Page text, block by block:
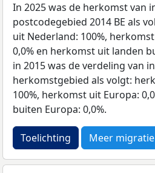
In 2025 was de herkomst van
postcodegebied 2014 BE als
uit Nederland: 100%,
0,0% en herkomst uit landen
in 2015 was de verdeling van
herkomstgebied als volgt:
100%, herkomst uit Europa:
buiten Europa: 0,0%.
Toelichting Meer migratie